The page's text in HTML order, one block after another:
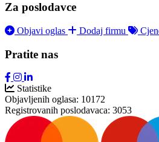
Za poslodavce
Objavi oglas Dodaj firmu
Pratite nas
Statistike
Objavljenih oglasa: 10172
Registrovanih poslodavaca: 3053